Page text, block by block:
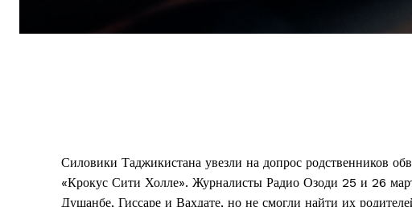
Силовики Таджикистана увезли на допрос родственников
«Крокус Сити Холле». Журналисты Радио Озоди 25 и 26
Душанбе, Гиссаре и Вахдате, но не смогли найти их